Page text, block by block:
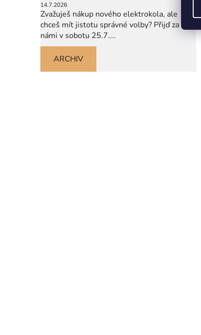
14.7.2026
Zvažuješ nákup nového elektrokola, ale
chceš mít jistotu správné volby? Přijď za
námi v sobotu 25.7....
ARCHIV